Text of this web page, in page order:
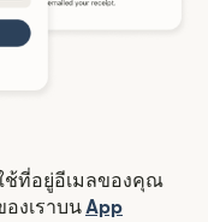
ที่อยู่อีเมลของคุณ
าต่างใหม่)
งเราบนApp